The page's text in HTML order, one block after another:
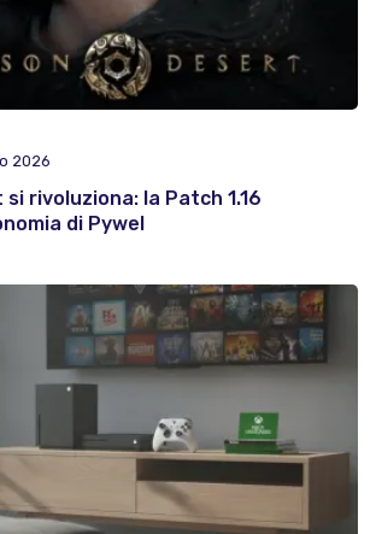
2026
rivoluziona: la Patch 1.16
di Pywel